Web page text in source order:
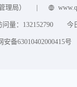
理局）
量： 132152790 今
安备63010402000415号